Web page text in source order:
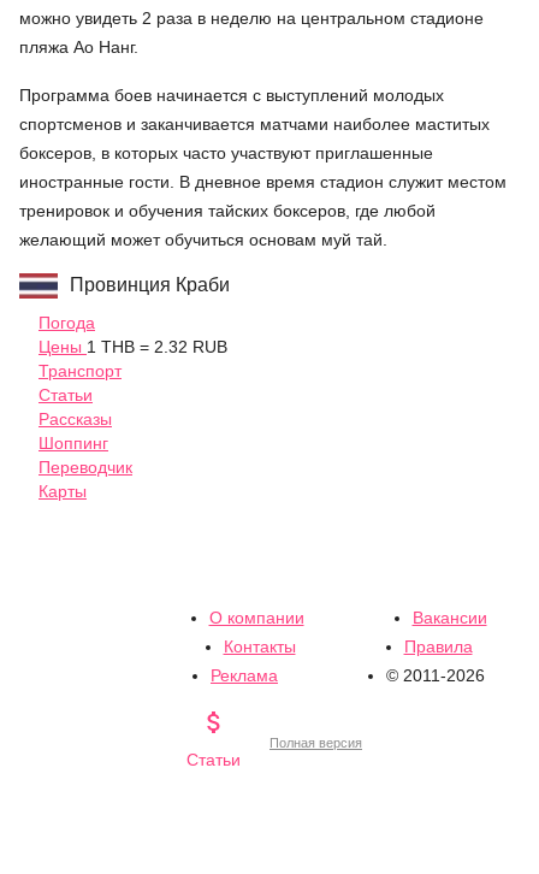
можно увидеть 2 раза в неделю на центральном стадионе
пляжа Ао Нанг.
Программа боев начинается с выступлений молодых
спортсменов и заканчивается матчами наиболее маститых
боксеров, в которых часто участвуют приглашенные
иностранные гости. В дневное время стадион служит местом
тренировок и обучения тайских боксеров, где любой
желающий может обучиться основам муй тай.
Провинция Краби
Погода
Цены 1 THB = 2.32 RUB
Транспорт
Статьи
Рассказы
Шоппинг
Переводчик
Карты
О компании
Вакансии
Контакты
Правила
Реклама
© 2011-2026

Статьи
Полная версия